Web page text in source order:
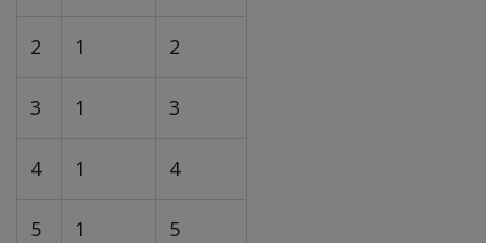
2 1 2
3 1 3
4 1 4
5 1 5